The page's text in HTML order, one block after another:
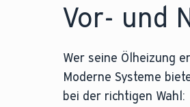
Vor- und
Wer seine Ölheizung
Moderne Systeme
bei der richtigen Wahl: